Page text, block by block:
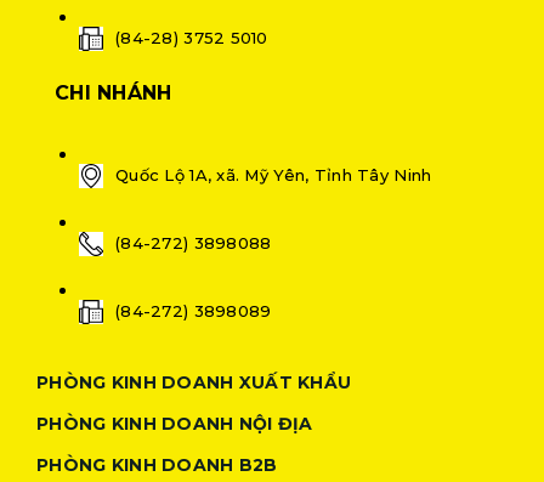
(84-28) 3752 5010
CHI NHÁNH
Quốc Lộ 1A, xã. Mỹ Yên, Tỉnh Tây Ninh
(84-272) 3898088
(84-272) 3898089
PHÒNG KINH DOANH XUẤT KHẨU
PHÒNG KINH DOANH NỘI ĐỊA
PHÒNG KINH DOANH B2B